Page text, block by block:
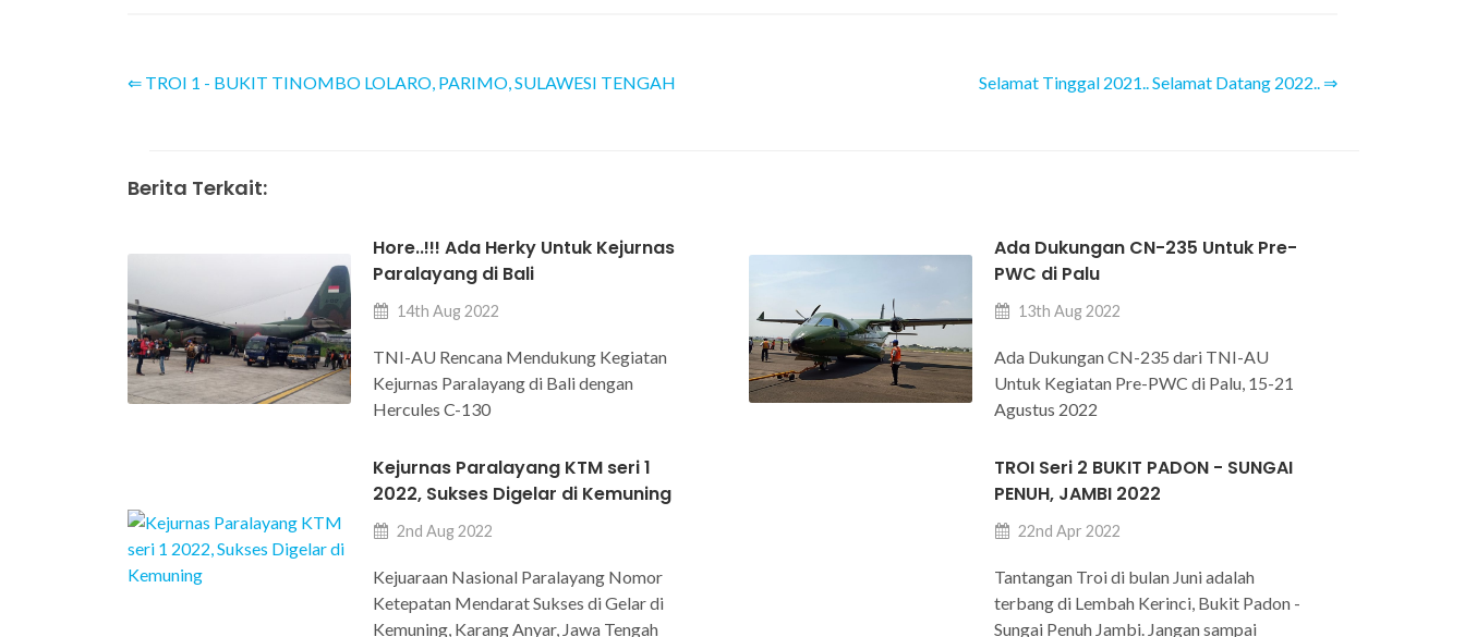
⇐ TROI 1 - BUKIT TINOMBO LOLARO, PARIMO, SULAWESI TENGAH Selamat Tinggal 2021.. Selamat Datang 2022.. ⇒
Berita Terkait:
Hore..!!! Ada Herky Untuk Kejurnas
Paralayang di Bali
14th Aug 2022
TNI-AU Rencana Mendukung Kegiatan
Kejurnas Paralayang di Bali dengan
Hercules C-130
Ada Dukungan CN-235 Untuk Pre-
PWC di Palu
13th Aug 2022
Ada Dukungan CN-235 dari TNI-AU
Untuk Kegiatan Pre-PWC di Palu, 15-21
Agustus 2022
Kejurnas Paralayang KTM seri 1
2022, Sukses Digelar di Kemuning
2nd Aug 2022
Kejuaraan Nasional Paralayang Nomor
Ketepatan Mendarat Sukses di Gelar di
Kemuning, Karang Anyar, Jawa Tengah
TROI Seri 2 BUKIT PADON - SUNGAI
PENUH, JAMBI 2022
22nd Apr 2022
Tantangan Troi di bulan Juni adalah
terbang di Lembah Kerinci, Bukit Padon -
Sungai Penuh Jambi. Jangan sampai